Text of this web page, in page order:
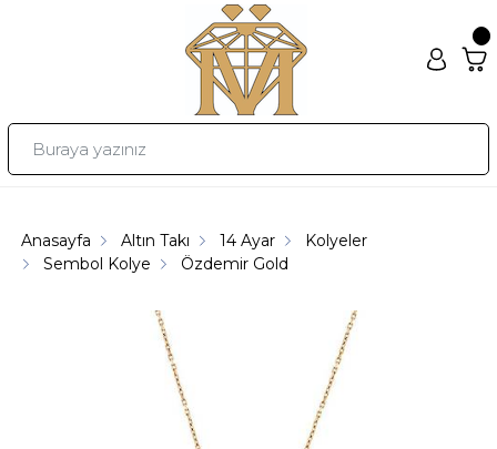
Anasayfa Altın Takı 14 Ayar
Kolyeler
Sembol Kolye
Özdemir Gold